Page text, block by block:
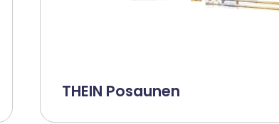
THEIN Posaunen